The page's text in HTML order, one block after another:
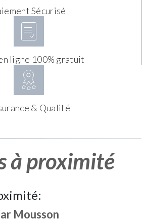
Sécurisé
ligne 100% gratuit
& Qualité
à proximité
Mousson